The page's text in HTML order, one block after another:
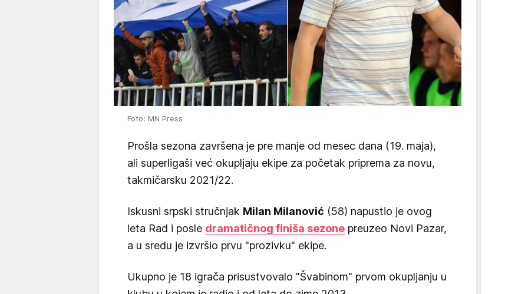
Foto: MN Press
Prošla sezona završena je pre manje od mesec dana (19. maja),
ali superligaši već okupljaju ekipe za početak priprema za novu,
takmičarsku 2021/22.
Iskusni srpski stručnjak Milan Milanović (58) napustio je ovog
leta Rad i posle dramatičnog finiša sezone preuzeo Novi Pazar,
a u sredu je izvršio prvu "prozivku" ekipe.
Ukupno je 18 igrača prisustvovalo "Švabinom" prvom okupljanju u